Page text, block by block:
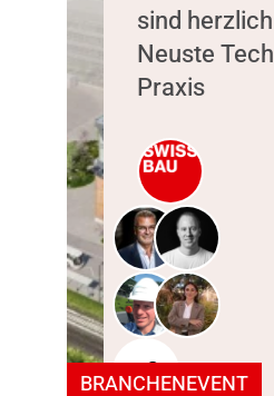
BRANCHENEVENT
sind
Neuste
Praxis
+2